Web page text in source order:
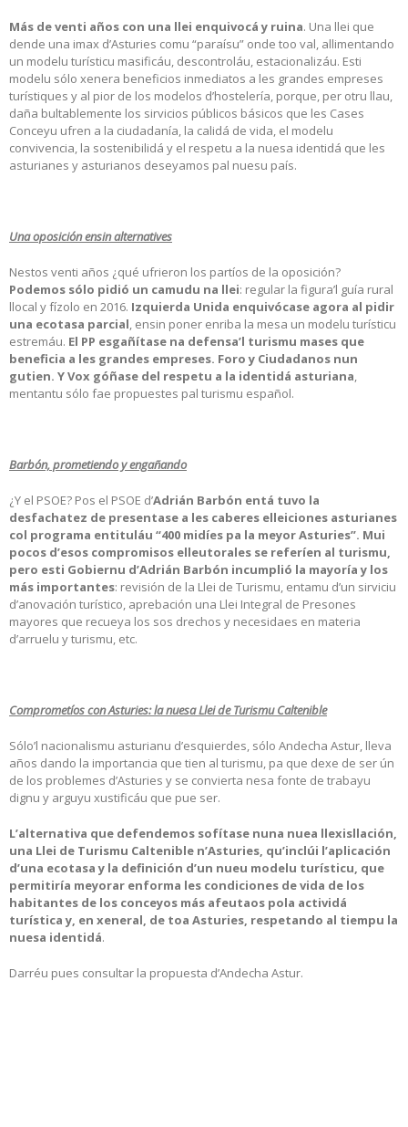
Más de venti años con una llei enquivocá y ruina. Una llei que
dende una imax d’Asturies comu “paraísu” onde too val, allimentando
un modelu turísticu masificáu, descontroláu, estacionalizáu. Esti
modelu sólo xenera beneficios inmediatos a les grandes empreses
turístiques y al pior de los modelos d’hostelería, porque, per otru llau,
daña bultablemente los sirvicios públicos básicos que les Cases
Conceyu ufren a la ciudadanía, la calidá de vida, el modelu
convivencia, la sostenibilidá y el respetu a la nuesa identidá que les
asturianes y asturianos deseyamos pal nuesu país.
Una oposición ensin alternatives
Nestos venti años ¿qué ufrieron los partíos de la oposición?
Podemos sólo pidió un camudu na llei: regular la figura’l guía rural
llocal y fízolo en 2016. Izquierda Unida enquivócase agora al pidir
una ecotasa parcial, ensin poner enriba la mesa un modelu turísticu
estremáu. El PP esgañítase na defensa’l turismu mases que
beneficia a les grandes empreses. Foro y Ciudadanos nun
gutien. Y Vox góñase del respetu a la identidá asturiana,
mentantu sólo fae propuestes pal turismu español.
Barbón, prometiendo y engañando
¿Y el PSOE? Pos el PSOE d’Adrián Barbón entá tuvo la
desfachatez de presentase a les caberes elleiciones asturianes
col programa entituláu “400 midíes pa la meyor Asturies”. Mui
pocos d’esos compromisos elleutorales se referíen al turismu,
pero esti Gobiernu d’Adrián Barbón incumplió la mayoría y los
más importantes: revisión de la Llei de Turismu, entamu d’un sirviciu
d’anovación turístico, aprebación una Llei Integral de Presones
mayores que recueya los sos drechos y necesidaes en materia
d’arruelu y turismu, etc.
Comprometíos con Asturies: la nuesa Llei de Turismu Caltenible
Sólo’l nacionalismu asturianu d’esquierdes, sólo Andecha Astur, lleva
años dando la importancia que tien al turismu, pa que dexe de ser ún
de los problemes d’Asturies y se convierta nesa fonte de trabayu
dignu y arguyu xustificáu que pue ser.
L’alternativa que defendemos sofítase nuna nuea llexisllación,
una Llei de Turismu Caltenible n’Asturies, qu’inclúi l’aplicación
d’una ecotasa y la definición d’un nueu modelu turísticu, que
permitiría meyorar enforma les condiciones de vida de los
habitantes de los conceyos más afeutaos pola actividá
turística y, en xeneral, de toa Asturies, respetando al tiempu la
nuesa identidá.
Darréu pues consultar la propuesta d’Andecha Astur.